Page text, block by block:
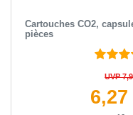
Cartouches CO2,
pièces
UVP